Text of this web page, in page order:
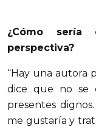
¿Cómo
perspectiva?
“Hay una autora
dice que no se
presentes
me gustaría y